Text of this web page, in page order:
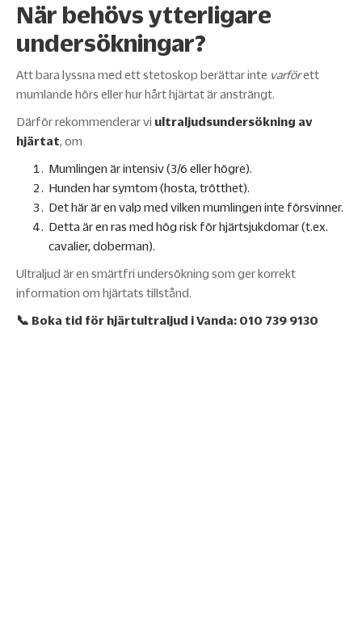
När behövs ytterligare
undersökningar?
Att bara lyssna med ett stetoskop berättar inte varförett
mumlande hörs eller hur hårt hjärtat är ansträngt.
Därför rekommenderar vi ultraljudsundersökning av
hjärtat, om
Mumlingen är intensiv (3/6 eller högre).
Hunden har symtom (hosta, trötthet).
Det här är en valp med vilken mumlingen inte försvinner.
Detta är en ras med hög risk för hjärtsjukdomar (t.ex.
cavalier, doberman).
Ultraljud är en smärtfri undersökning som ger korrekt
information om hjärtats tillstånd.
📞 Boka tid för hjärtultraljud i Vanda: 010 739 9130